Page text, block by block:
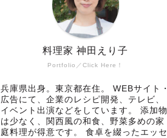
Portfolio／Click Here！
料理家 神田えり子
兵庫県出身。東京都在住。 WEBサイト・
広告にて、企業のレシピ開発、テレビ、
イベント出演などをしています。 添加物
は少なく、関西風の和食、野菜多めの家
庭料理が得意です。 食卓を綴ったエッセ